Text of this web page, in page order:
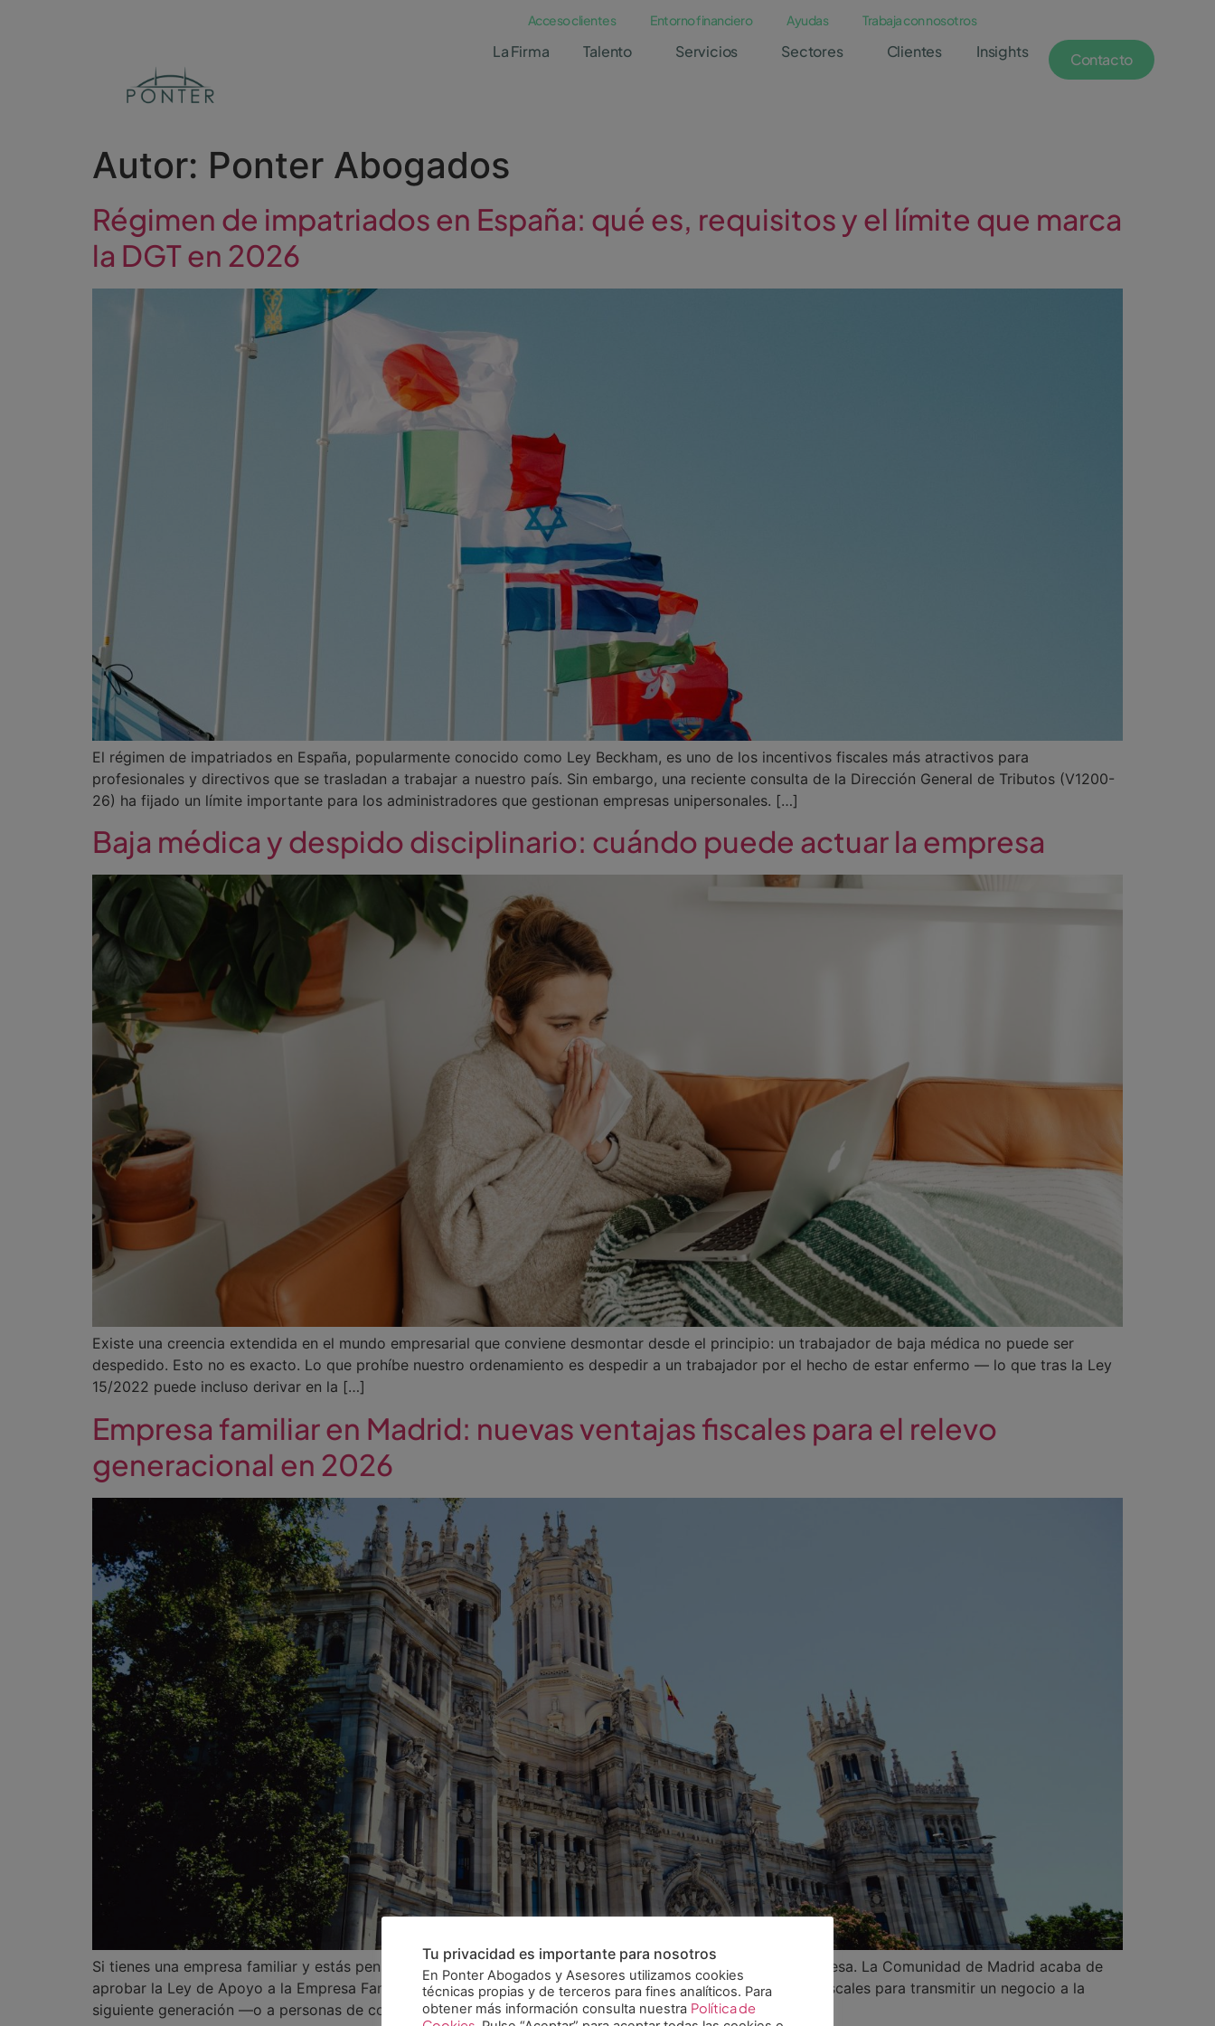
Acceso clientes Entorno financiero Ayudas Trabaja con nosotros
Contacto
La Firma Talento Servicios Sectores Clientes Insights
Autor: Ponter Abogados
Régimen de impatriados en España: qué es, requisitos y el límite que marca
la DGT en 2026
El régimen de impatriados en España, popularmente conocido como Ley Beckham, es uno de los incentivos fiscales más atractivos para
profesionales y directivos que se trasladan a trabajar a nuestro país. Sin embargo, una reciente consulta de la Dirección General de Tributos (V1200-
26) ha fijado un límite importante para los administradores que gestionan empresas unipersonales. […]
Baja médica y despido disciplinario: cuándo puede actuar la empresa
Existe una creencia extendida en el mundo empresarial que conviene desmontar desde el principio: un trabajador de baja médica no puede ser
despedido. Esto no es exacto. Lo que prohíbe nuestro ordenamiento es despedir a un trabajador por el hecho de estar enfermo — lo que tras la Ley
15/2022 puede incluso derivar en la […]
Empresa familiar en Madrid: nuevas ventajas fiscales para el relevo
generacional en 2026
Si tienes una empresa familiar y estás pensando en su continuidad, hay una novedad normativa que te interesa. La Comunidad de Madrid acaba de
aprobar la Ley de Apoyo a la Empresa Familiar, una norma que mejora significativamente las condiciones fiscales para transmitir un negocio a la
siguiente generación —o a personas de confianza dentro […]
Tu privacidad es importante para nosotros
En Ponter Abogados y Asesores utilizamos cookies
técnicas propias y de terceros para fines analíticos. Para
obtener más información consulta nuestra Política de